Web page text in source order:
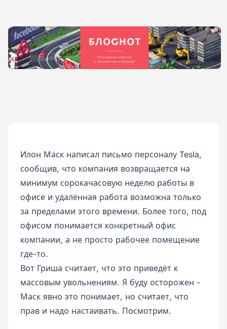
Илон Маск написал письмо персоналу Tesla,
сообщив, что компания возвращается на
минимум сорокачасовую неделю работы в
офисе и удалённая работа возможна только
за пределами этого времени. Более того, под
офисом понимается конкретный офис
компании, а не просто рабочее помещение
где-то.
Вот Гриша считает, что это приведёт к
массовым увольнениям. Я буду осторожен -
Маск явно это понимает, но считает, что
прав и надо настаивать. Посмотрим.